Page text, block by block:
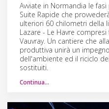
Avviate in Normandia le
Suite Rapide che
ulteriori 60 chilometri della
Lazare - Le Havre
Vauvray. Un cantiere che
produttiva unirà un
dell'ambiente ed il riciclo
sostituiti.
Continua…